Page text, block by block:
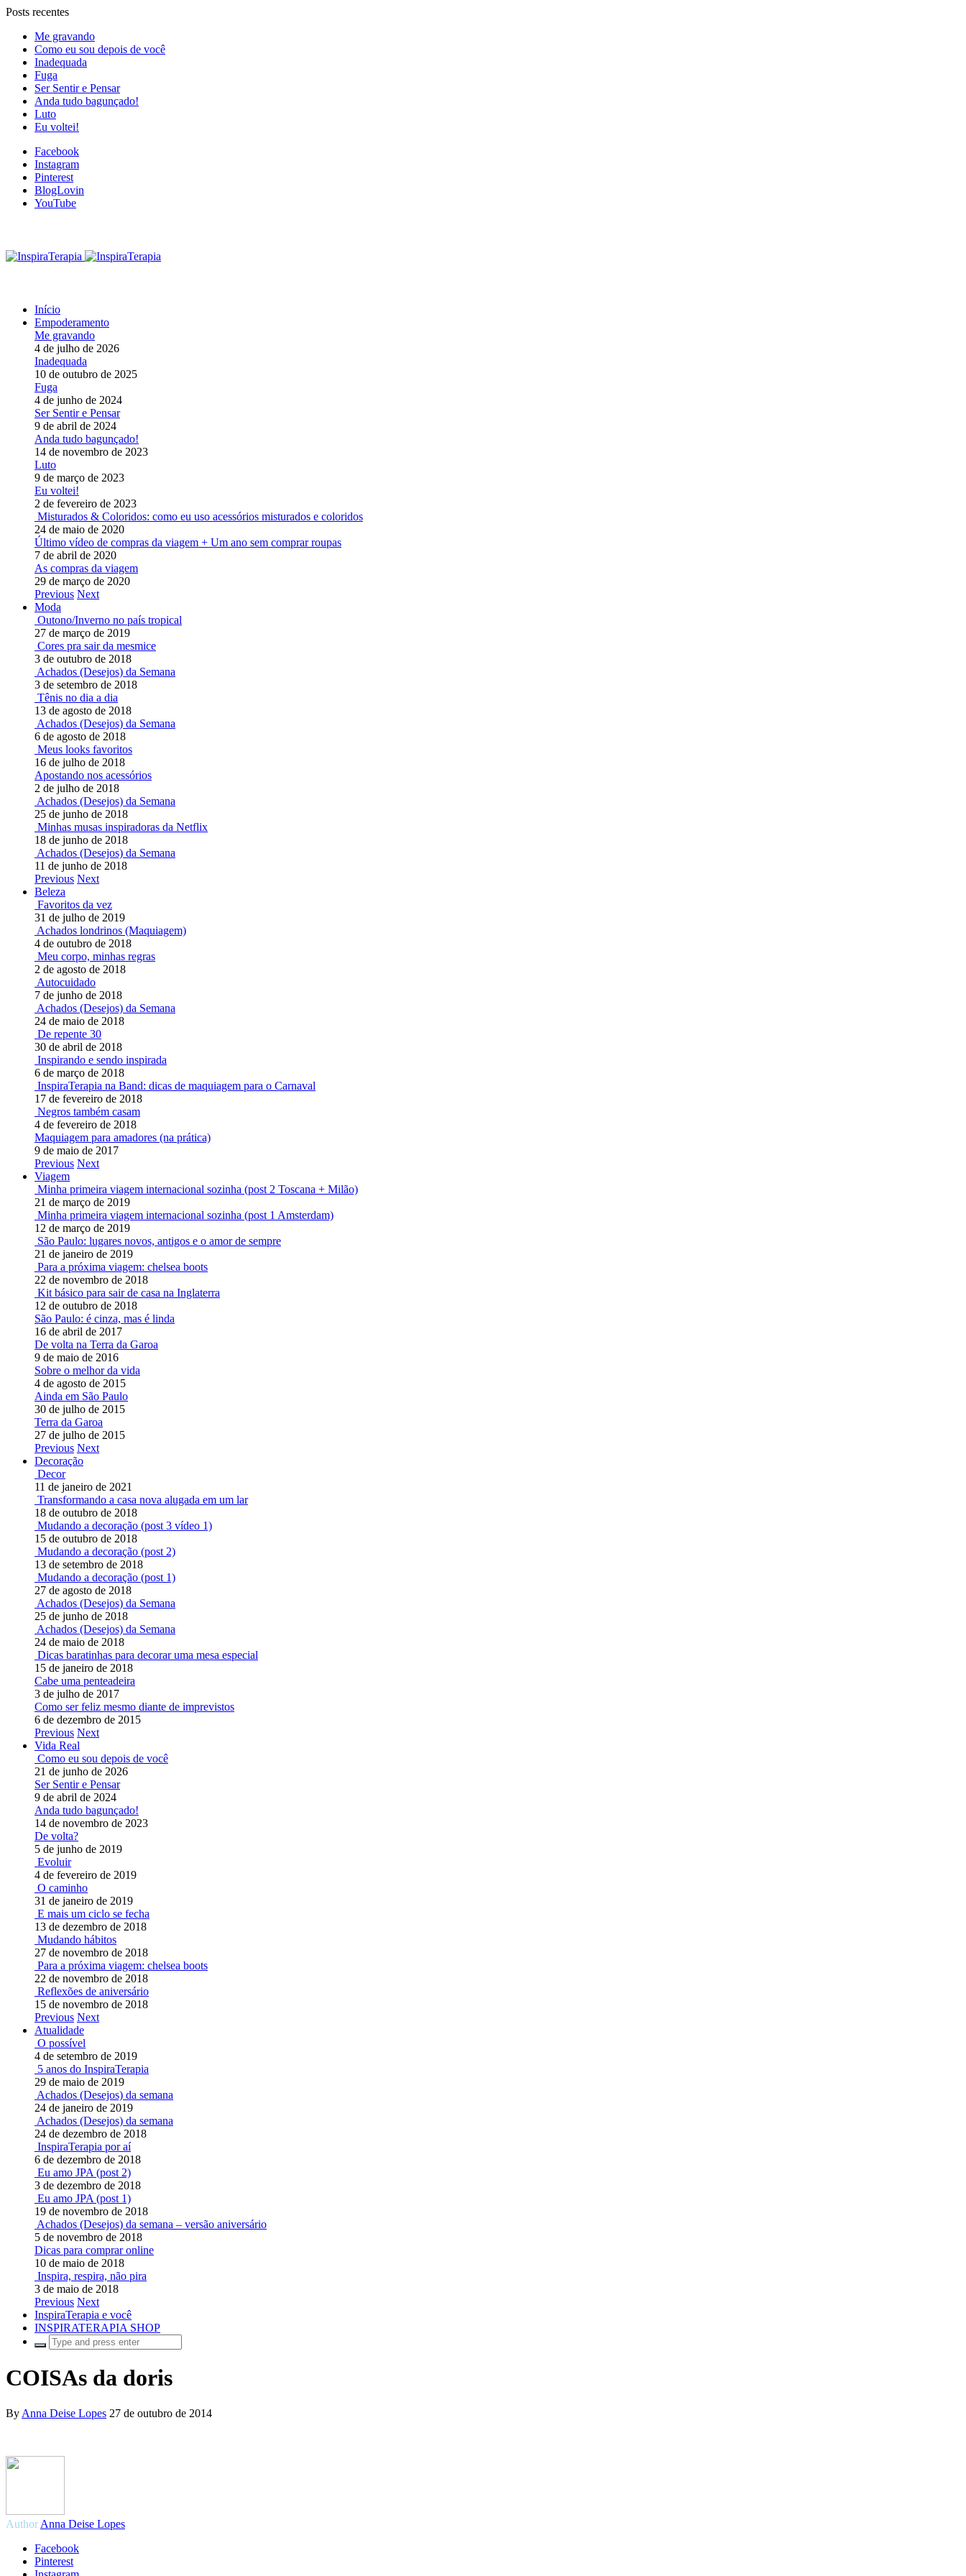
Posts recentes
Me gravando
Como eu sou depois de você
Inadequada
Fuga
Ser Sentir e Pensar
Anda tudo bagunçado!
Luto
Eu voltei!
Facebook
Instagram
Pinterest
BlogLovin
YouTube
Início
Empoderamento
Me gravando
4 de julho de 2026
Inadequada
10 de outubro de 2025
Fuga
4 de junho de 2024
Ser Sentir e Pensar
9 de abril de 2024
Anda tudo bagunçado!
14 de novembro de 2023
Luto
9 de março de 2023
Eu voltei!
2 de fevereiro de 2023
Misturados & Coloridos: como eu uso acessórios misturados e coloridos
24 de maio de 2020
Último vídeo de compras da viagem + Um ano sem comprar roupas
7 de abril de 2020
As compras da viagem
29 de março de 2020
Previous Next
Moda
Outono/Inverno no país tropical
27 de março de 2019
Cores pra sair da mesmice
3 de outubro de 2018
Achados (Desejos) da Semana
3 de setembro de 2018
Tênis no dia a dia
13 de agosto de 2018
Achados (Desejos) da Semana
6 de agosto de 2018
Meus looks favoritos
16 de julho de 2018
Apostando nos acessórios
2 de julho de 2018
Achados (Desejos) da Semana
25 de junho de 2018
Minhas musas inspiradoras da Netflix
18 de junho de 2018
Achados (Desejos) da Semana
11 de junho de 2018
Previous Next
Beleza
Favoritos da vez
31 de julho de 2019
Achados londrinos (Maquiagem)
4 de outubro de 2018
Meu corpo, minhas regras
2 de agosto de 2018
Autocuidado
7 de junho de 2018
Achados (Desejos) da Semana
24 de maio de 2018
De repente 30
30 de abril de 2018
Inspirando e sendo inspirada
6 de março de 2018
InspiraTerapia na Band: dicas de maquiagem para o Carnaval
17 de fevereiro de 2018
Negros também casam
4 de fevereiro de 2018
Maquiagem para amadores (na prática)
9 de maio de 2017
Previous Next
Viagem
Minha primeira viagem internacional sozinha (post 2 Toscana + Milão)
21 de março de 2019
Minha primeira viagem internacional sozinha (post 1 Amsterdam)
12 de março de 2019
São Paulo: lugares novos, antigos e o amor de sempre
21 de janeiro de 2019
Para a próxima viagem: chelsea boots
22 de novembro de 2018
Kit básico para sair de casa na Inglaterra
12 de outubro de 2018
São Paulo: é cinza, mas é linda
16 de abril de 2017
De volta na Terra da Garoa
9 de maio de 2016
Sobre o melhor da vida
4 de agosto de 2015
Ainda em São Paulo
30 de julho de 2015
Terra da Garoa
27 de julho de 2015
Previous Next
Decoração
Decor
11 de janeiro de 2021
Transformando a casa nova alugada em um lar
18 de outubro de 2018
Mudando a decoração (post 3 vídeo 1)
15 de outubro de 2018
Mudando a decoração (post 2)
13 de setembro de 2018
Mudando a decoração (post 1)
27 de agosto de 2018
Achados (Desejos) da Semana
25 de junho de 2018
Achados (Desejos) da Semana
24 de maio de 2018
Dicas baratinhas para decorar uma mesa especial
15 de janeiro de 2018
Cabe uma penteadeira
3 de julho de 2017
Como ser feliz mesmo diante de imprevistos
6 de dezembro de 2015
Previous Next
Vida Real
Como eu sou depois de você
21 de junho de 2026
Ser Sentir e Pensar
9 de abril de 2024
Anda tudo bagunçado!
14 de novembro de 2023
De volta?
5 de junho de 2019
Evoluir
4 de fevereiro de 2019
O caminho
31 de janeiro de 2019
E mais um ciclo se fecha
13 de dezembro de 2018
Mudando hábitos
27 de novembro de 2018
Para a próxima viagem: chelsea boots
22 de novembro de 2018
Reflexões de aniversário
15 de novembro de 2018
Previous Next
Atualidade
O possível
4 de setembro de 2019
5 anos do InspiraTerapia
29 de maio de 2019
Achados (Desejos) da semana
24 de janeiro de 2019
Achados (Desejos) da semana
24 de dezembro de 2018
InspiraTerapia por aí
6 de dezembro de 2018
Eu amo JPA (post 2)
3 de dezembro de 2018
Eu amo JPA (post 1)
19 de novembro de 2018
Achados (Desejos) da semana – versão aniversário
5 de novembro de 2018
Dicas para comprar online
10 de maio de 2018
Inspira, respira, não pira
3 de maio de 2018
Previous Next
InspiraTerapia e você
INSPIRATERAPIA SHOP
COISAs da doris
By Anna Deise Lopes 27 de outubro de 2014
Author Anna Deise Lopes
Facebook
Pinterest